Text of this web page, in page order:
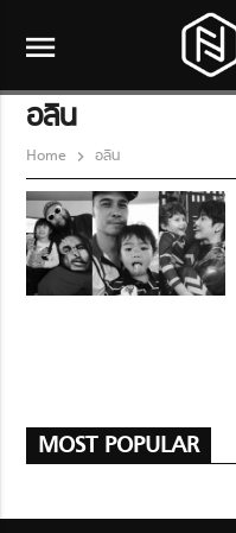
menu
อลิน
Home อลิน
MOST POPULAR